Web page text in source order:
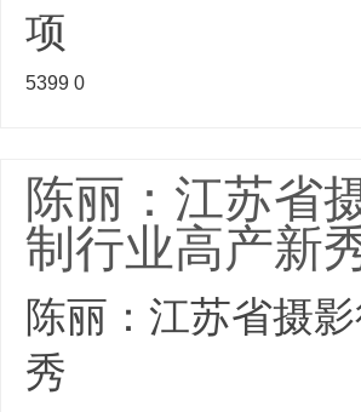
项
5399 0
陈丽：江苏省
制行业高产新
陈丽：江苏省摄
秀